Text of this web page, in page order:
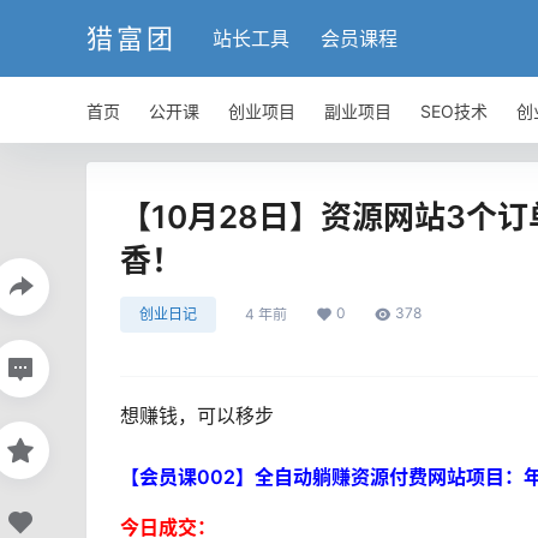
猎富团 站长工具 会员课程
首页 公开课 创业项目 副业项目 SEO技术 创
【10月28日】资源网站3个
香！
创业日记 4 年前 0 378
想赚钱，可以移步
【会员课002】全自动躺赚资源付费网站项目：
今日成交：